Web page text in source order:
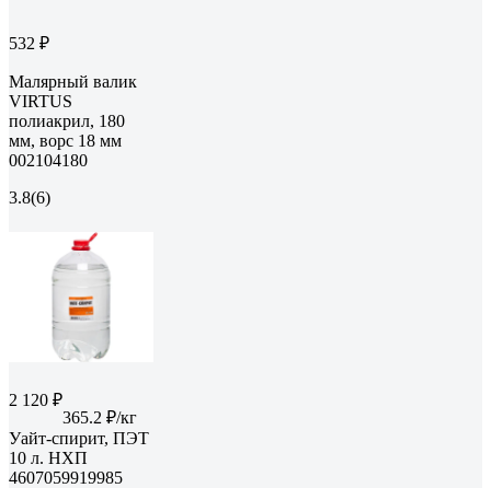
532 ₽
Малярный валик
VIRTUS
полиакрил, 180
мм, ворс 18 мм
002104180
3.8(6)
2 120 ₽
365.2 ₽/кг
Уайт-спирит, ПЭТ
10 л. НХП
4607059919985